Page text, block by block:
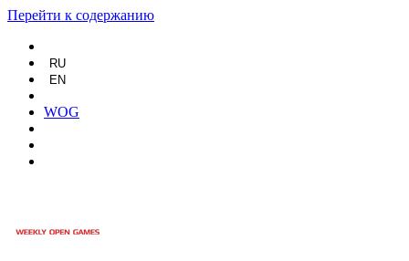
Перейти к содержанию
RU
EN
WOG